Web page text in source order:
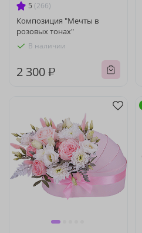
5 (266)
Композиция "Мечты в
розовых тонах"
В наличии
2 300 ₽